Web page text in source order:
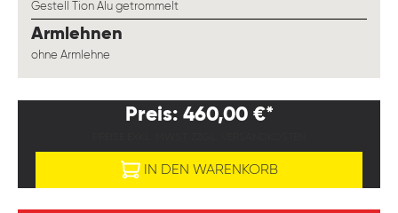
Gestell Tion Alu getrommelt
Armlehnen
ohne Armlehne
Preis: 460,00 €*
IN DEN WARENKORB